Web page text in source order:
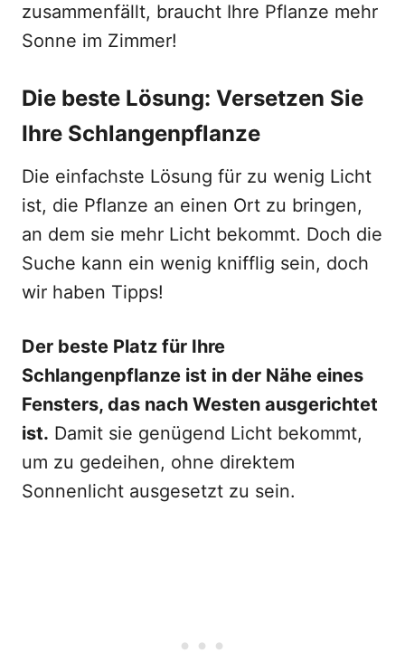
zusammenfällt, braucht Ihre Pflanze mehr
Sonne im Zimmer!
Die beste Lösung: Versetzen Sie
Ihre Schlangenpflanze
Die einfachste Lösung für zu wenig Licht
ist, die Pflanze an einen Ort zu bringen,
an dem sie mehr Licht bekommt. Doch die
Suche kann ein wenig knifflig sein, doch
wir haben Tipps!
Der beste Platz für Ihre
Schlangenpflanze ist in der Nähe eines
Fensters, das nach Westen ausgerichtet
ist. Damit sie genügend Licht bekommt,
um zu gedeihen, ohne direktem
Sonnenlicht ausgesetzt zu sein.